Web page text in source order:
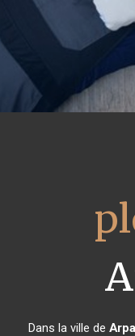
Dans la ville de